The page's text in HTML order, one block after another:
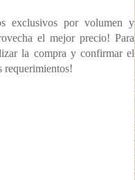
exclusivos por volumen y
el mejor precio! Para
la compra y confirmar el
requerimientos!